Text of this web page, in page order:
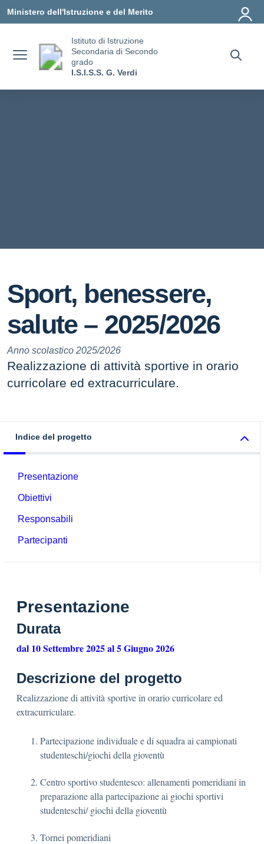
Ministero dell'Istruzione e del Merito
Istituto di Istruzione
Secondaria di Secondo
grado
I.S.I.S.S. G. Verdi
Sport, benessere,
salute – 2025/2026
Anno scolastico 2025/2026
Realizzazione di attività sportive in orario
curricolare ed extracurriculare.
Indice del progetto
Presentazione
Obiettivi
Responsabili
Partecipanti
Presentazione
Durata
dal 10 Settembre 2025 al 5 Giugno 2026
Descrizione del progetto
Realizzazione di attività sportive in orario curricolare ed
extracurriculare.
Partecipazione individuale e di squadra ai campionati
studenteschi/giochi della gioventù
Centro sportivo studentesco: allenamenti pomeridiani in
preparazione alla partecipazione ai giochi sportivi
studenteschi/ giochi della gioventù
Tornei pomeridiani